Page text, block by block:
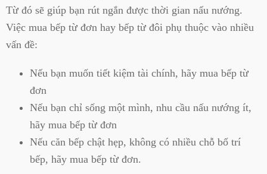
Từ đó sẽ giúp bạn rút ngắn được thời gian nấu nướng.
Việc mua bếp từ đơn hay bếp từ đôi phụ thuộc vào nhiều
vấn đề:
Nếu bạn muốn tiết kiệm tài chính, hãy mua bếp từ
đơn
Nếu bạn chỉ sống một mình, nhu cầu nấu nướng ít,
hãy mua bếp từ đơn
Nếu căn bếp chật hẹp, không có nhiều chỗ bố trí
bếp, hãy mua bếp từ đơn.